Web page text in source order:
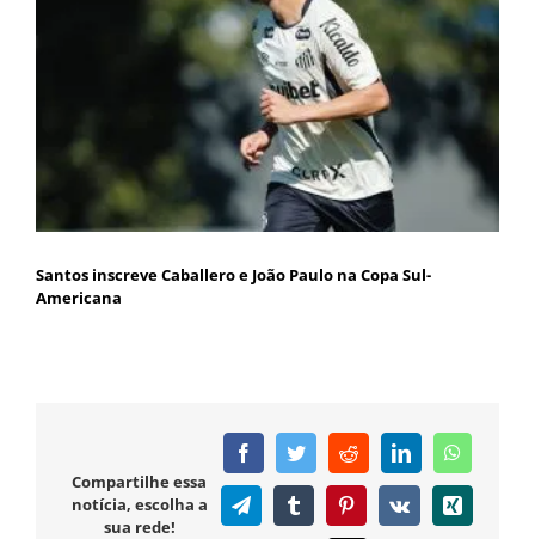
Santos inscreve Caballero e João Paulo na Copa Sul-
Americana
Compartilhe essa
notícia, escolha a
sua rede!
FacebookTwitterRedditLinkedIn
TelegramTumblr PinterestVk Xing